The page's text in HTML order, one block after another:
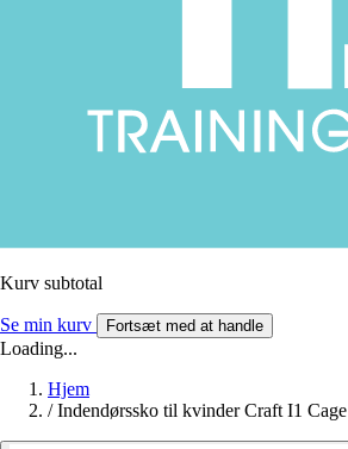
Kurv subtotal
Se min kurv Fortsæt med at handle
Loading...
Hjem
/ Indendørssko til kvinder Craft I1 Cage